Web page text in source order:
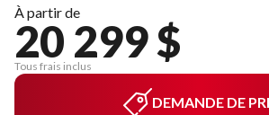
À partir de
20 299 $
Tous frais inclus
DEMANDE DE